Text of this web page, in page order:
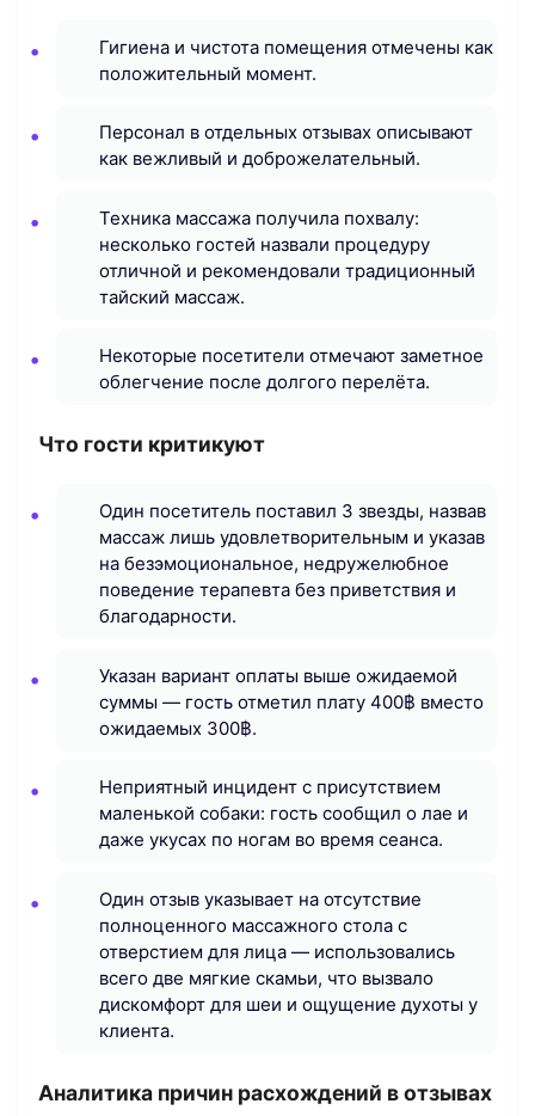
Гигиена и чистота помещения отмечены как
положительный момент.
Персонал в отдельных отзывах описывают
как вежливый и доброжелательный.
Техника массажа получила похвалу:
несколько гостей назвали процедуру
отличной и рекомендовали традиционный
тайский массаж.
Некоторые посетители отмечают заметное
облегчение после долгого перелёта.
Что гости критикуют
Один посетитель поставил 3 звезды, назвав
массаж лишь удовлетворительным и указав
на безэмоциональное, недружелюбное
поведение терапевта без приветствия и
благодарности.
Указан вариант оплаты выше ожидаемой
суммы — гость отметил плату 400฿ вместо
ожидаемых 300฿.
Неприятный инцидент с присутствием
маленькой собаки: гость сообщил о лае и
даже укусах по ногам во время сеанса.
Один отзыв указывает на отсутствие
полноценного массажного стола с
отверстием для лица — использовались
всего две мягкие скамьи, что вызвало
дискомфорт для шеи и ощущение духоты у
клиента.
Аналитика причин расхождений в отзывах